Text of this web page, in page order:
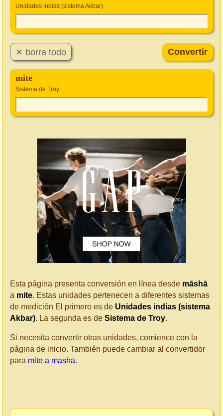
Unidades indias (sistema Akbar)
mite
Sistema de Troy
Esta página presenta conversión en línea desde māshā
a mite. Estas unidades pertenecen a diferentes sistemas
de medición El primero es de Unidades indias (sistema
Akbar). La segunda es de Sistema de Troy.
Si necesita convertir otras unidades, comience con la
página de inicio. También puede cambiar al convertidor
para mite a māshā.